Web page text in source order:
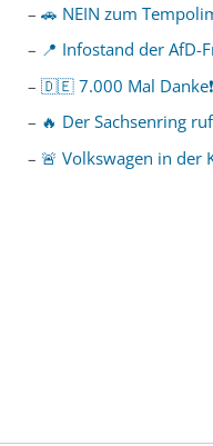
🚗 NEIN zum
📍 Infostand der AfD-
🇩🇪 7.000 Mal
🔥 Der Sachsenring
🚨 Volkswagen in der